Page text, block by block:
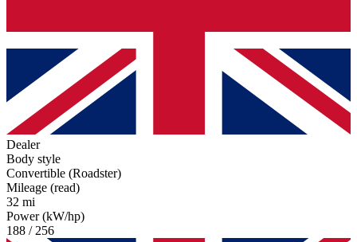
Dealer
Body style
Convertible (Roadster)
Mileage (read)
32 mi
Power (kW/hp)
188 / 256